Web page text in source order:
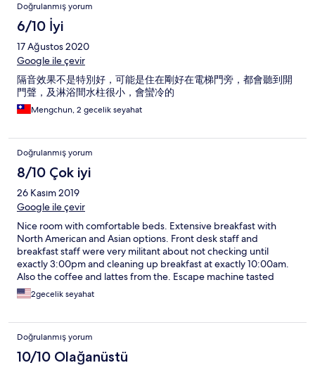
Doğrulanmış yorum
6/10 İyi
17 Ağustos 2020
Google ile çevir
隔音效果不是特別好，可能是住在剛好在電梯門旁，都會聽到開
門聲，及淋浴間水柱很小，會蠻冷的
Mengchun, 2 gecelik seyahat
Doğrulanmış yorum
8/10 Çok iyi
26 Kasım 2019
Google ile çevir
Nice room with comfortable beds. Extensive breakfast with
North American and Asian options. Front desk staff and
breakfast staff were very militant about not checking until
exactly 3:00pm and cleaning up breakfast at exactly 10:00am.
Also the coffee and lattes from the. Escape machine tasted
burned. Overall tho a good stay.
2gecelik seyahat
Doğrulanmış yorum
10/10 Olağanüstü